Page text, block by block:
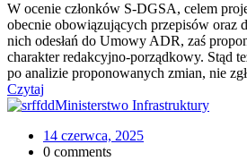
W ocenie członków S-DGSA, celem
obecnie obowiązujących przepisów oraz
nich odesłań do Umowy ADR, zaś
charakter redakcyjno-porządkowy. Stąd
po analizie proponowanych zmian, nie
Czytaj
Ministerstwo Infrastruktury
14 czerwca, 2025
0 comments